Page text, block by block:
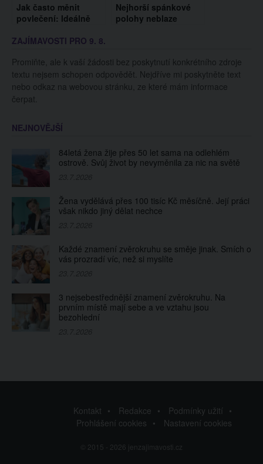
Jak často měnit
povlečení: Ideálně
většina lidí to však
Nejhorší spánkové
polohy neblaze
pádu
ZAJÍMAVOSTI PRO 9. 8.
Promiňte, ale k vaší žádosti bez poskytnutí konkrétního zdroje
textu nejsem schopen odpovědět. Nejdříve mi poskytněte text
nebo odkaz na webovou stránku, ze které mám informace
čerpat.
NEJNOVĚJŠÍ
84letá žena žije přes 50 let sama na odlehlém
ostrově. Svůj život by nevyměnila za nic na světě
Žena vydělává přes 100 tisíc Kč měsíčně. Její práci
však nikdo jiný dělat nechce
Každé znamení zvěrokruhu se směje jinak. Smích o
vás prozradí víc, než si myslíte
3 nejsebestřednější znamení zvěrokruhu. Na
prvním místě mají sebe a ve vztahu jsou
bezohlední
Kontakt Redakce
Podmínky užití
Prohlášení cookies
Nastavení cookies
© 2015 - 2026 jenzajimavosti.cz